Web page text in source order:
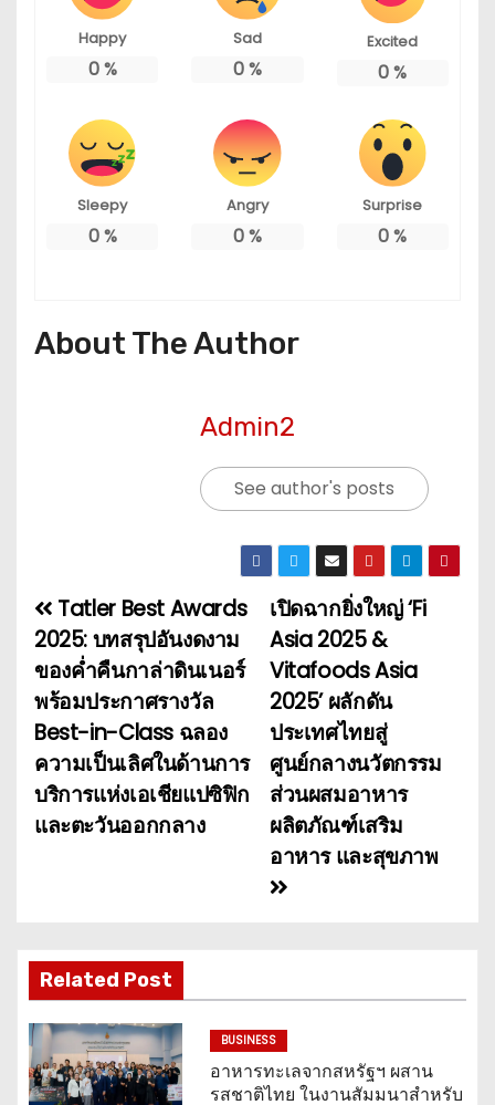
Happy
0%
Sad
0%
Excited
0%
Sleepy
0%
Angry
0%
Surprise
0%
About The Author
Admin2
See author's posts
แ
น
ะ
แ
น
อ
ง
เปิดฉากยิ่งใหญ่ ‘Fi
Asia 2025 &
Vitafoods Asia
2025’ ผลักดัน
ประเทศไทยสู่
ศูนย์กลางนวัตกรรม
ส่วนผสมอาหาร
ผลิตภัณฑ์เสริม
อาหาร และสุขภาพ
Tatler Best Awards
2025: บทสรุปอันงดงาม
ของค่ำคืนกาล่าดินเนอร์
พร้อมประกาศรางวัล
Best-in-Class ฉลอง
ความเป็นเลิศในด้านการ
บริการแห่งเอเชียแปซิฟิก
และตะวันออกกลาง
Related Post
BUSINESS
อาหารทะเลจากสหรัฐฯ ผสาน
รสชาติไทย ในงานสัมมนาสำหรับ